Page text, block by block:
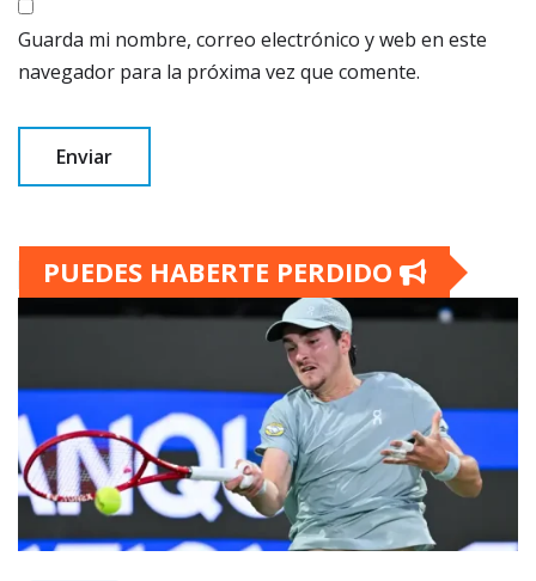
Guarda mi nombre, correo electrónico y web en este
navegador para la próxima vez que comente.
PUEDES HABERTE PERDIDO